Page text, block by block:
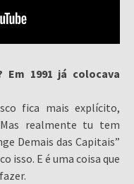
Em 1991 já colocava
fica mais explícito,
realmente tu tem
Demais das Capitais”
isso. E é uma coisa que